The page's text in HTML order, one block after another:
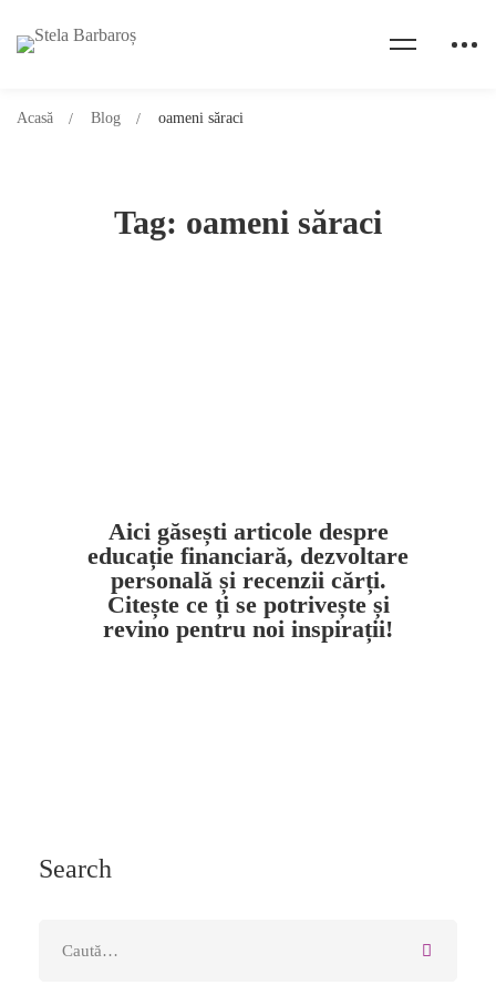
Tag: oameni săraci
Acasă Blog oameni săraci
Aici găsești articole despre
educație financiară, dezvoltare
personală și recenzii cărți.
Citește ce ți se potrivește și
revino pentru noi inspirații!
Search